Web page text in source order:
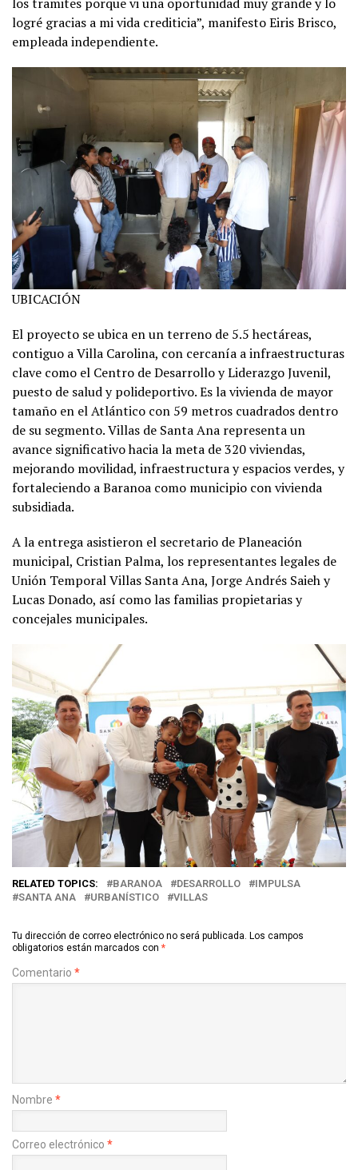
logré gracias a mi vida crediticia”, manifesto Eiris Brisco,
empleada independiente.
UBICACIÓN
El proyecto se ubica en un terreno de 5.5 hectáreas,
contiguo a Villa Carolina, con cercanía a infraestructuras
clave como el Centro de Desarrollo y Liderazgo Juvenil,
puesto de salud y polideportivo. Es la vivienda de mayor
tamaño en el Atlántico con 59 metros cuadrados dentro
de su segmento. Villas de Santa Ana representa un
avance significativo hacia la meta de 320 viviendas,
mejorando movilidad, infraestructura y espacios verdes, y
fortaleciendo a Baranoa como municipio con vivienda
subsidiada.
A la entrega asistieron el secretario de Planeación
municipal, Cristian Palma, los representantes legales de
Unión Temporal Villas Santa Ana, Jorge Andrés Saieh y
Lucas Donado, así como las familias propietarias y
concejales municipales.
RELATED TOPICS: BARANOA DESARROLLO
IMPULSA
SANTA ANA
URBANÍSTICO VILLAS
Tu dirección de correo electrónico no será publicada. Los campos
obligatorios están marcados con *
Comentario *
Nombre *
Correo electrónico *